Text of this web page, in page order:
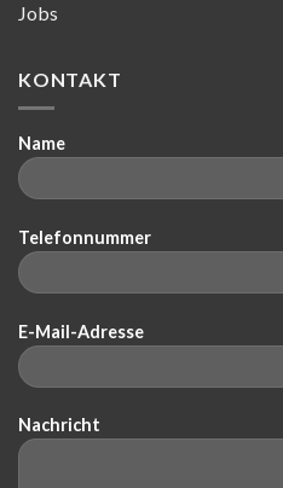
Jobs
KONTAKT
Name
Telefonnummer
E-Mail-Adresse
Nachricht